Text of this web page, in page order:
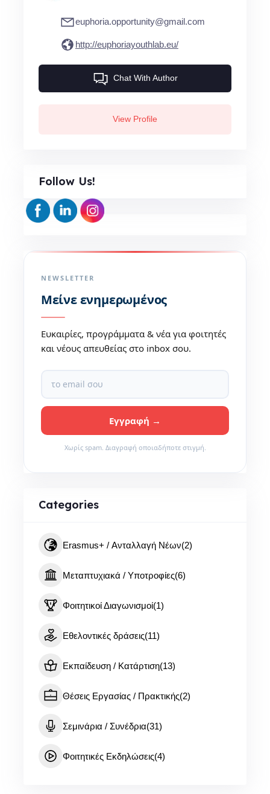
euphoria.opportunity@gmail.com
http://euphoriayouthlab.eu/
Chat With Author
View Profile
Follow Us!
NEWSLETTER
Μείνε ενημερωμένος
Ευκαιρίες, προγράμματα & νέα για φοιτητές
και νέους απευθείας στο inbox σου.
Χωρίς spam. Διαγραφή οποιαδήποτε στιγμή.
Categories
Erasmus+ / Ανταλλαγή Νέων(2)
Μεταπτυχιακά / Υποτροφίες(6)
Φοιτητικοί Διαγωνισμοί(1)
Εθελοντικές δράσεις(11)
Εκπαίδευση / Κατάρτιση(13)
Θέσεις Εργασίας / Πρακτικής(2)
Σεμινάρια / Συνέδρια(31)
Φοιτητικές Εκδηλώσεις(4)